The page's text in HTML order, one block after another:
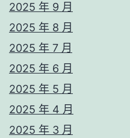
2025 年 9 月
2025 年 8 月
2025 年 7 月
2025 年 6 月
2025 年 5 月
2025 年 4 月
2025 年 3 月